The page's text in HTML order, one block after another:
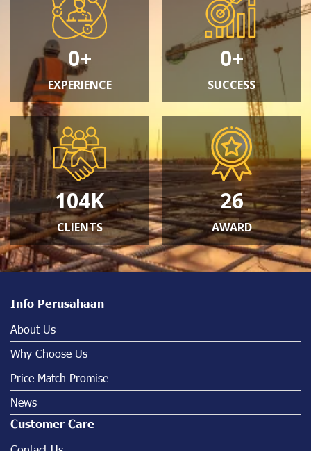
0+
EXPERIENCE
0+
SUCCESS
173K
CLIENTS
43
AWARD
Info Perusahaan
About Us
Why Choose Us
Price Match Promise
News
Customer Care